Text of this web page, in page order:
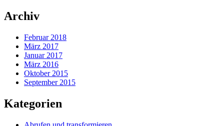
Archiv
Februar 2018
März 2017
Januar 2017
März 2016
Oktober 2015
September 2015
Kategorien